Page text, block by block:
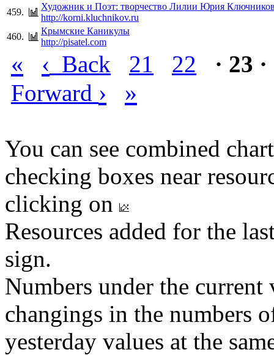
459.
Художник и Поэт: творчество Лилии Юрия
http://korni.kluchnikov.ru
460.
Крымские Каникулы
http://pisatel.com
« ‹ Back 21 22
· 23 ·
Forward › »
You can see combined
checking boxes near
clicking on
Resources added for the
sign.
Numbers under the
changings in the numbers
yesterday values at the